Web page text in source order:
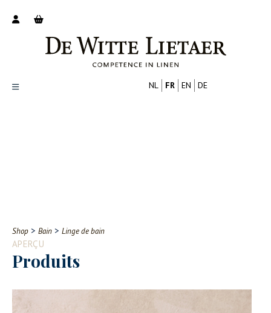
Contact
NL FR EN DE
Shop > Bain > Linge de bain
APERÇU
Produits